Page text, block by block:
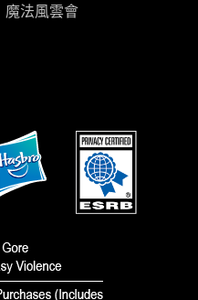
魔法風雲會